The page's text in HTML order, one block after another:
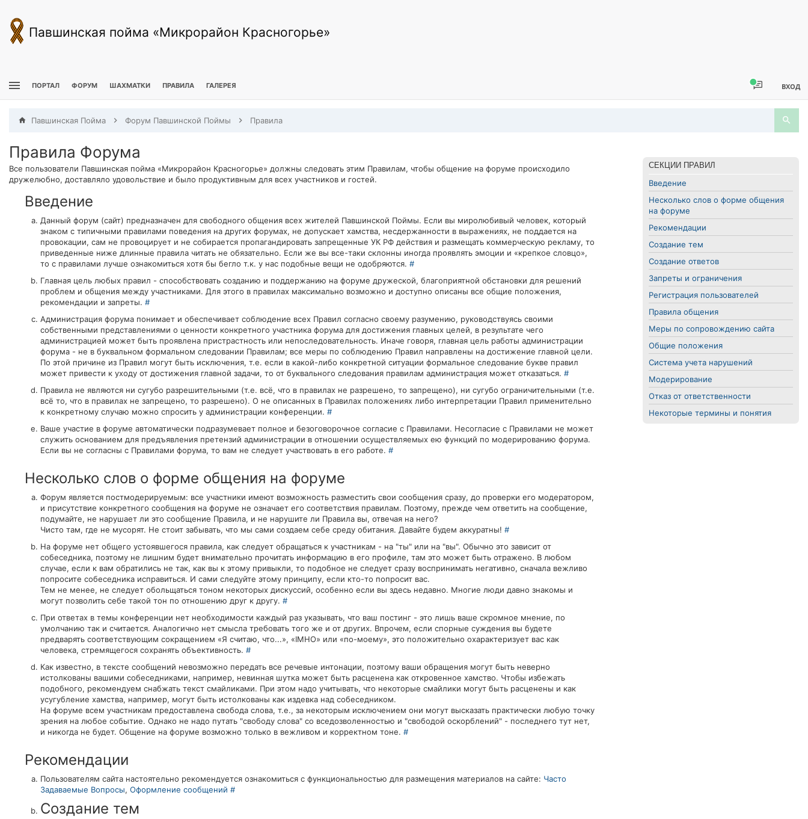
Павшинская пойма «Микрорайон Красногорье»
ПОРТАЛ ФОРУМ ШАХМАТКИ ПРАВИЛА ГАЛЕРЕЯ ВХОД
Павшинская Пойма Форум Павшинской Поймы Правила
СЕКЦИИ ПРАВИЛ
Введение
Несколько слов о форме общения
на форуме
Рекомендации
Создание тем
Создание ответов
Запреты и ограничения
Регистрация пользователей
Правила общения
Меры по сопровождению сайта
Общие положения
Система учета нарушений
Модерирование
Отказ от ответственности
Некоторые термины и понятия
Правила Форума
Все пользователи Павшинская пойма «Микрорайон Красногорье» должны следовать этим Правилам, чтобы общение на форуме происходило
дружелюбно, доставляло удовольствие и было продуктивным для всех участников и гостей.
Введение
Данный форум (сайт) предназначен для свободного общения всех жителей Павшинской Поймы. Если вы миролюбивый человек, который
знаком с типичными правилами поведения на других форумах, не допускает хамства, несдержанности в выражениях, не поддается на
провокации, сам не провоцирует и не собирается пропагандировать запрещенные УК РФ действия и размещать коммерческую рекламу, то
приведенные ниже длинные правила читать не обязательно. Если же вы все-таки склонны иногда проявлять эмоции и «крепкое словцо»,
то с правилами лучше ознакомиться хотя бы бегло т.к. у нас подобные вещи не одобряются. #
Главная цель любых правил - способствовать созданию и поддержанию на форуме дружеской, благоприятной обстановки для решений
проблем и общения между участниками. Для этого в правилах максимально возможно и доступно описаны все общие положения,
рекомендации и запреты. #
Администрация форума понимает и обеспечивает соблюдение всех Правил согласно своему разумению, руководствуясь своими
собственными представлениями о ценности конкретного участника форума для достижения главных целей, в результате чего
администрацией может быть проявлена пристрастность или непоследовательность. Иначе говоря, главная цель работы администрации
форума - не в буквальном формальном следовании Правилам; все меры по соблюдению Правил направлены на достижение главной цели.
По этой причине из Правил могут быть исключения, т.е. если в какой-либо конкретной ситуации формальное следование букве правил
может привести к уходу от достижения главной задачи, то от буквального следования правилам администрация может отказаться. #
Правила не являются ни сугубо разрешительными (т.е. всё, что в правилах не разрешено, то запрещено), ни сугубо ограничительными (т.е.
всё то, что в правилах не запрещено, то разрешено). О не описанных в Правилах положениях либо интерпретации Правил применительно
к конкретному случаю можно спросить у администрации конференции. #
Ваше участие в форуме автоматически подразумевает полное и безоговорочное согласие с Правилами. Несогласие с Правилами не может
служить основанием для предъявления претензий администрации в отношении осуществляемых ею функций по модерированию форума.
Если вы не согласны с Правилами форума, то вам не следует участвовать в его работе. #
Несколько слов о форме общения на форуме
Форум является постмодерируемым: все участники имеют возможность разместить свои сообщения сразу, до проверки его модератором,
и присутствие конкретного сообщения на форуме не означает его соответствия правилам. Поэтому, прежде чем ответить на сообщение,
подумайте, не нарушает ли это сообщение Правила, и не нарушите ли Правила вы, отвечая на него?
Чисто там, где не мусорят. Не стоит забывать, что мы сами создаем себе среду обитания. Давайте будем аккуратны! #
На форуме нет общего устоявшегося правила, как следует обращаться к участникам - на "ты" или на "вы". Обычно это зависит от
собеседника, поэтому не лишним будет внимательно прочитать информацию в его профиле, там это может быть отражено. В любом
случае, если к вам обратились не так, как вы к этому привыкли, то подобное не следует сразу воспринимать негативно, сначала вежливо
попросите собеседника исправиться. И сами следуйте этому принципу, если кто-то попросит вас.
Тем не менее, не следует обольщаться тоном некоторых дискуссий, особенно если вы здесь недавно. Многие люди давно знакомы и
могут позволить себе такой тон по отношению друг к другу. #
При ответах в темы конференции нет необходимости каждый раз указывать, что ваш постинг - это лишь ваше скромное мнение, по
умолчанию так и считается. Аналогично нет смысла требовать того же и от других. Впрочем, если спорные суждения вы будете
предварять соответствующим сокращением «Я считаю, что...», «IMHO» или «по-моему», это положительно охарактеризует вас как
человека, стремящегося сохранять объективность. #
Как известно, в тексте сообщений невозможно передать все речевые интонации, поэтому ваши обращения могут быть неверно
истолкованы вашими собеседниками, например, невинная шутка может быть расценена как откровенное хамство. Чтобы избежать
подобного, рекомендуем снабжать текст смайликами. При этом надо учитывать, что некоторые смайлики могут быть расценены и как
усугубление хамства, например, могут быть истолкованы как издевка над собеседником.
На форуме всем участникам предоставлена свобода слова, т.е., за некоторым исключением они могут высказать практически любую точку
зрения на любое событие. Однако не надо путать "свободу слова" со вседозволенностью и "свободой оскорблений" - последнего тут нет,
и никогда не будет. Общение на форуме возможно только в вежливом и корректном тоне. #
Рекомендации
Пользователям сайта настоятельно рекомендуется ознакомиться с функциональностью для размещения материалов на сайте: Часто
Задаваемые Вопросы, Оформление сообщений #
Создание тем